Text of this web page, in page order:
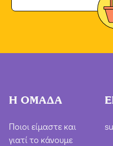
Η ΟΜΑΔΑ
Ποιοι είμαστε και
γιατί το κάνουμε